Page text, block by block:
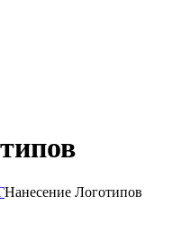
Нанесение Логотипов